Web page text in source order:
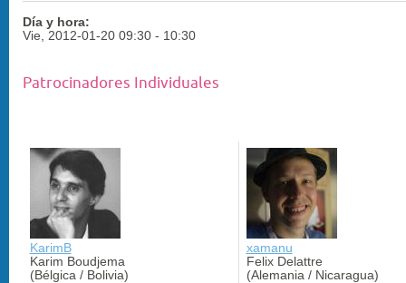
Día y hora:
Vie, 2012-01-20 09:30 - 10:30
Patrocinadores Individuales
KarimB
Karim Boudjema
(Bélgica / Bolivia)
xamanu
Felix Delattre
(Alemania / Nicaragua)